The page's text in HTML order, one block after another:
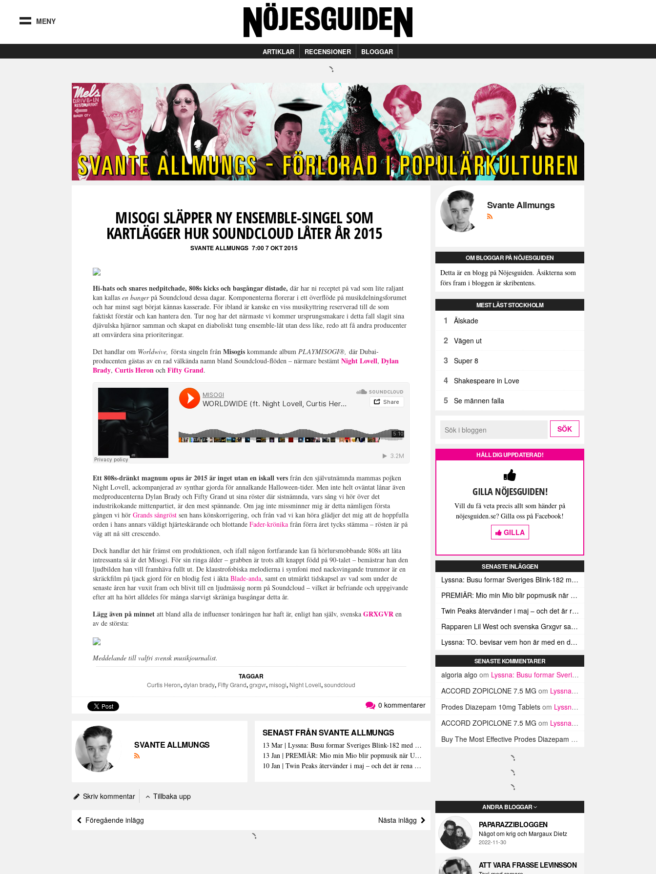
MENY
ARTIKLAR RECENSIONER BLOGGAR
MISOGI SLÄPPER NY ENSEMBLE-SINGEL SOM
KARTLÄGGER HUR SOUNDCLOUD LÅTER ÅR 2015
SVANTE ALLMUNGS 7:00 7 OKT 2015
Hi-hats och snares nedpitchade, 808s kicks och basgångar distade, där har ni receptet på vad som lite raljant
kan kallasen bangerpå Soundcloud dessa dagar. Komponenterna florerar i ett överflöde på musikdelningsforumet
och har minst sagt börjat kännas kasserade. För ibland är kanske en viss musikyttring reserverad till de som
faktiskt förstår och kan hantera den. Tur nog har det närmaste vi kommer ursprungsmakare i detta fall slagit sina
djävulska hjärnor samman och skapat en diaboliskt tung ensemble-låt utan dess like, redo att få andra producenter
att omvärdera sina prioriteringar.
Det handlar om Worldwive,första singeln frånMisogis kommande albumPLAYMISOGI®,där Dubai-
producenten gästas av en rad välkända namn bland Soundcloud-flöden – närmare bestämtNight Lovell,Dylan
Brady,Curtis Heron ochFifty Grand.
Ett 808s-dränkt magnum opus år 2015 är inget utan en iskall vers från den självutnämnda mammas pojken
Night Lovell, ackompanjerad av synthar gjorda för annalkande Halloween-tider. Men inte helt oväntat lånar även
medproducenterna Dylan Brady och Fifty Grand ut sina röster där sistnämnda, vars sång vi hör över det
industrikokande mittenpartiet, är den mest spännande. Om jag inte missminner mig är detta nämligen första
gången vi hörGrands sångröst sen hans könskorrigering, och från vad vi kan höra glädjer det mig att de hoppfulla
orden i hans annars väldigt hjärteskärande och blottandeFader-krönika från förra året tycks stämma – rösten är på
väg att nå sitt crescendo.
Dock handlar det här främst om produktionen, och ifall någon fortfarande kan få hörlursmobbande 808s att låta
intressanta så är det Misogi. För sin ringa ålder – grabben är trots allt knappt född på 90-talet – bemästrar han den
ljudbilden han vill framhäva fullt ut. De klaustrofobiska melodierna i symfoni med nacksvingande trummor är en
skräckfilm på tjack gjord för en blodig fest i äktaBlade-anda, samt en utmärkt tidskapsel av vad som under de
senaste åren har vuxit fram och blivit till en ljudmässig norm på Soundcloud – vilket är befriande och uppgivande
efter att ha hört alldeles för många slarvigt skräniga basgångar detta år.
Lägg även på minnet att bland alla de influenser tonåringen har haft är, enligt han själv, svenskaGRXGVR en
av de största:
Meddelande till valfri svensk musikjournalist.
TAGGAR
Curtis Heron,dylan brady, Fifty Grand,grxgvr,misogi, Night Lovell,soundcloud
0 kommentarer
SVANTE ALLMUNGS
SENAST FRÅN SVANTE ALLMUNGS
13 Mar | Lyssna: Busu formar Sveriges Blink-182 med sin nya pop-punk-rap-låt
13 Jan | PREMIÄR: Mio min Mio blir popmusik när Ungdom släpper sin debutvideo
10 Jan | Twin Peaks återvänder i maj – och det är rena heroinet enligt Showtimes boss
Skriv kommentar Tillbaka upp
Föregående inlägg Nästa inlägg
Svante Allmungs
OM BLOGGAR PÅ NÖJESGUIDEN
Detta är en blogg på Nöjesguiden. Åsikterna som
förs fram i bloggen är skribentens.
MEST LÄST STOCKHOLM
1 Älskade
2 Vägen ut
3 Super 8
4 Shakespeare in Love
5 Se männen falla
HÅLL DIG UPPDATERAD!
GILLA NÖJESGUIDEN!
Vill du få veta precis allt som händer på
nöjesguiden.se? Gilla oss på Facebook!
GILLA
SENASTE INLÄGGEN
Lyssna: Busu formar Sveriges Blink-182 med sin nya pop-punk-rap-låt
PREMIÄR: Mio min Mio blir popmusik när Ungdom släpper sin debutvideo
Twin Peaks återvänder i maj – och det är rena heroinet enligt Showtimes boss
Rapparen Lil West och svenska Grxgvr samarbetar på den egensinniga bangern Lie To You
Lyssna: TO. bevisar vem hon är med en debut gjord för framtiden
SENASTE KOMMENTARER
algoria algo om Lyssna: Busu formar Sveriges Blink-182 med sin nya pop-punk-rap-låt
ACCORD ZOPICLONE 7.5 MG om Lyssna: Busu formar Sveriges Blink-182 med sin nya pop-punk-rap-låt
Prodes Diazepam 10mg Tablets om Lyssna: Busu formar Sveriges Blink-182 med sin nya pop-punk-rap-låt
ACCORD ZOPICLONE 7.5 MG om Lyssna: Busu formar Sveriges Blink-182 med sin nya pop-punk-rap-låt
Buy The Most Effective Prodes Diazepam Tablets In UK
ANDRA BLOGGAR
PAPARAZZIBLOGGEN
Något om krig och Margaux Dietz
2022-11-30
ATT VARA FRASSE LEVINSSON